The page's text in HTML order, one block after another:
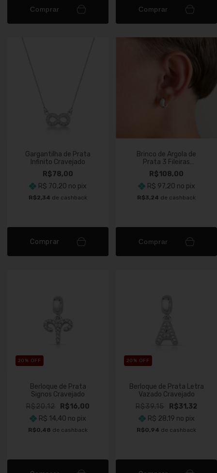
Comprar Comprar
Gargantilha de Prata
Infinito Cravejado
R$78,00
R$ 70,20 no pix
R$2,34 de cashback
Comprar
Brinco de Argola de
Prata 3 Fileiras
Cravejado Cristal
R$108,00
R$ 97,20 no pix
R$3,24 de cashback
Comprar
20 % OFF
Berloque de Prata
Signos Cravejado
R$20,12
R$16,00
R$ 14,40 no pix
R$0,48 de cashback
20 % OFF
Berloque de Prata Letra
Vazado Cravejado
R$39,15
R$31,32
R$ 28,19 no pix
R$0,94 de cashback